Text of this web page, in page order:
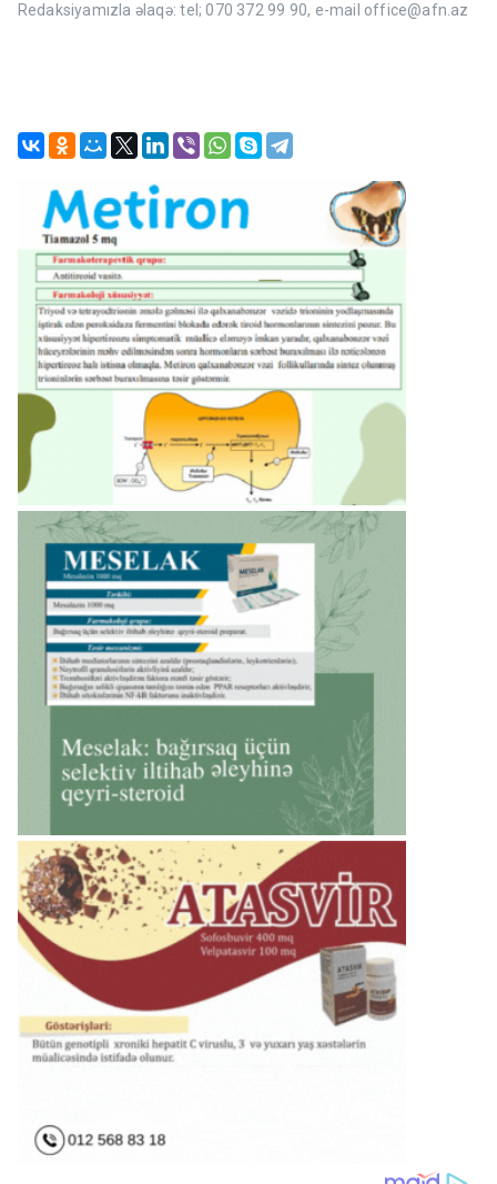
Redaksiyamızla əlaqə: tel; 070 372 99 90, e-mail office@afn.az